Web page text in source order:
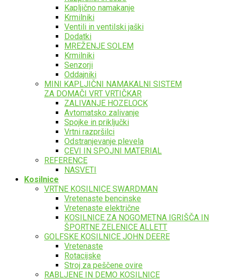
Kapljično namakanje
Krmilniki
Ventili in ventilski jaški
Dodatki
MREŽENJE SOLEM
Krmilniki
Senzorji
Oddajniki
MINI KAPLJIČNI NAMAKALNI SISTEM
ZA DOMAČI VRT VRTIČKAR
ZALIVANJE HOZELOCK
Avtomatsko zalivanje
Spojke in priključki
Vrtni razpršilci
Odstranjevanje plevela
CEVI IN SPOJNI MATERIAL
REFERENCE
NASVETI
Kosilnice
VRTNE KOSILNICE SWARDMAN
Vretenaste bencinske
Vretenaste električne
KOSILNICE ZA NOGOMETNA IGRIŠČA IN
ŠPORTNE ZELENICE ALLETT
GOLFSKE KOSILNICE JOHN DEERE
Vretenaste
Rotacijske
Stroj za peščene ovire
RABLJENE IN DEMO KOSILNICE